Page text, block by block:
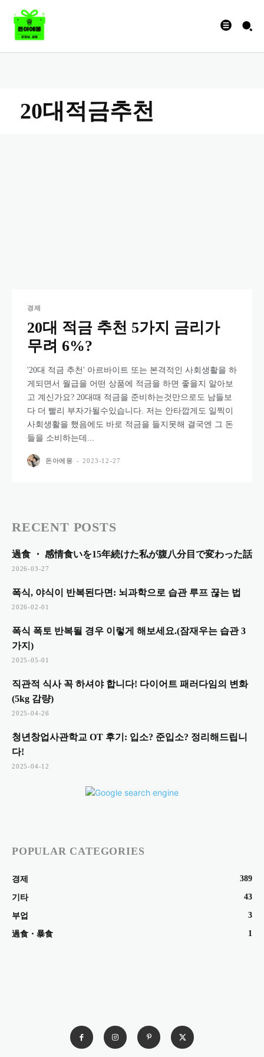
20대적금추천
경제
20대 적금 추천 5가지 금리가
무려 6%?
'20대 적금 추천' 아르바이트 또는 본격적인 사회생활을 하
게되면서 월급을 어떤 상품에 적금을 하면 좋을지 알아보
고 계신가요? 20대때 적금을 준비하는것만으로도 남들보
다 더 빨리 부자가될수있습니다. 저는 안타깝게도 일찍이
사회생활을 했음에도 바로 적금을 들지못해 결국엔 그 돈
들을 소비하는데...
돈아에몽 - 2023-12-27
RECENT POSTS
過食 ・ 感情食いを15年続けた私が腹八分目で変わった話
2026-03-27
폭식, 야식이 반복된다면: 뇌과학으로 습관 루프 끊는 법
2026-02-01
폭식 폭토 반복될 경우 이렇게 해보세요.(잠재우는 습관 3
가지)
2025-05-01
직관적 식사 꼭 하셔야 합니다! 다이어트 패러다임의 변화
(5kg 감량)
2025-04-26
청년창업사관학교 OT 후기: 입소? 준입소? 정리해드립니
다!
2025-04-12
POPULAR CATEGORIES
경제 389
기타 43
부업 3
過食・暴食 1